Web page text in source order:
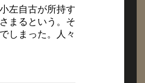
左自古が所持す
まるという。そ
しまった。人々